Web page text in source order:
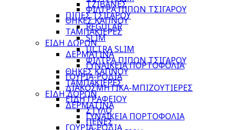
ΦΙΛΤΡΑ ΠΙΠΩΝ ΤΣΙΓΑΡΟΥ
ΘΗΚΕΣ ΚΑΠΝΟΥ
ΤΑΜΠΑΚΙΕΡΕΣ
ΕΙΔΗ ΔΩΡΩΝ
ΔΕΡΜΑΤΙΝΑ
ΓΥΝΑΙΚΕΙΑ ΠΟΡΤΟΦΟΛΙΑ
ΓΟΥΡΙΑ-ΡΟΔΙΑ
ΔΙΑΚΟΣΜΗΤΙΚΑ-ΜΠΙΖΟΥΤΙΕΡΕΣ
ΕΙΔΗ ΓΡΑΦΕΙΟΥ
ΣΤΥΛΟ
ΠΕΝΕΣ
ΤΖΙΒΑΝΕΣ
ΠΙΠΕΣ ΤΣΙΓΑΡΟΥ
REGULAR
SLIM
ULTRA SLIM
ΦΙΛΤΡΑ ΠΙΠΩΝ ΤΣΙΓΑΡΟΥ
ΘΗΚΕΣ ΚΑΠΝΟΥ
ΤΑΜΠΑΚΙΕΡΕΣ
ΕΙΔΗ ΔΩΡΩΝ
ΔΕΡΜΑΤΙΝΑ
ΓΥΝΑΙΚΕΙΑ ΠΟΡΤΟΦΟΛΙΑ
ΓΟΥΡΙΑ-ΡΟΔΙΑ